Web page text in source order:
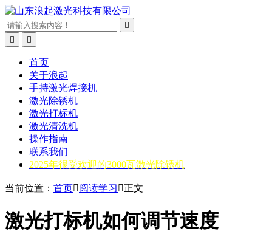



首页
关于浪起
手持激光焊接机
激光除锈机
激光打标机
激光清洗机
操作指南
联系我们
2025年很受欢迎的3000瓦激光除锈机
当前位置： 首页阅读学习 正文
激光打标机如何调节速度